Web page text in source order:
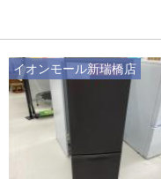
イオンモール新瑞橋店